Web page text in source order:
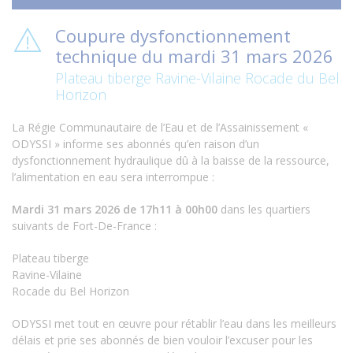
Coupure dysfonctionnement
technique du mardi 31 mars 2026
Plateau tiberge Ravine-Vilaine Rocade du Bel
Horizon
La Régie Communautaire de l’Eau et de l’Assainissement «
ODYSSI » informe ses abonnés qu’en raison d’un
dysfonctionnement hydraulique dû à la baisse de la ressource,
l’alimentation en eau sera interrompue :
Mardi 31 mars 2026 de 17h11 à 00h00 dans les quartiers
suivants de Fort-De-France :
Plateau tiberge
Ravine-Vilaine
Rocade du Bel Horizon
ODYSSI met tout en œuvre pour rétablir l’eau dans les meilleurs
délais et prie ses abonnés de bien vouloir l’excuser pour les